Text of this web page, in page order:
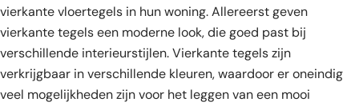
vierkante vloertegels in hun woning. Allereerst geven
vierkante tegels een moderne look, die goed past bij
verschillende interieurstijlen. Vierkante tegels zijn
verkrijgbaar in verschillende kleuren, waardoor er oneindig
veel mogelijkheden zijn voor het leggen van een mooi